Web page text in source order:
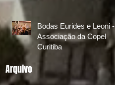
Bodas Eurides e Leoni -
Associação da Copel
Curitiba
Arquivo